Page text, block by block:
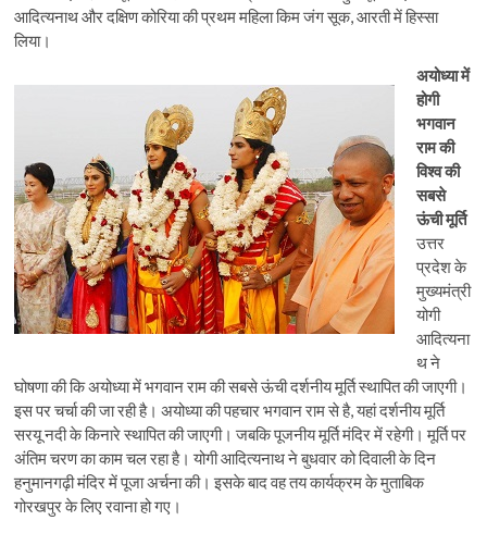
आदित्यनाथ और दक्षिण कोरिया की प्रथम महिला किम जंग सूक, आरती में हिस्सा
लिया।
अयोध्या में
होगी
भगवान
राम की
विश्व की
सबसे
ऊंची मूर्ति
उत्तर
प्रदेश के
मुख्यमंत्री
योगी
आदित्यना
थ ने
घोषणा की कि अयोध्या में भगवान राम की सबसे ऊंची दर्शनीय मूर्ति स्थापित की जाएगी।
इस पर चर्चा की जा रही है। अयोध्या की पहचार भगवान राम से है, यहां दर्शनीय मूर्ति
सरयू नदी के किनारे स्थापित की जाएगी। जबकि पूजनीय मूर्ति मंदिर में रहेगी। मूर्ति पर
अंतिम चरण का काम चल रहा है। योगी आदित्यनाथ ने बुधवार को दिवाली के दिन
हनुमानगढ़ी मंदिर में पूजा अर्चना की। इसके बाद वह तय कार्यक्रम के मुताबिक
गोरखपुर के लिए रवाना हो गए।